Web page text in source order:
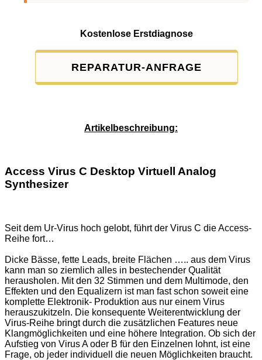
Kostenlose Erstdiagnose
REPARATUR-ANFRAGE
Artikelbeschreibung:
Access Virus C Desktop Virtuell Analog
Synthesizer
Seit dem Ur-Virus hoch gelobt, führt der Virus C die Access-
Reihe fort…
Dicke Bässe, fette Leads, breite Flächen ….. aus dem Virus
kann man so ziemlich alles in bestechender Qualität
herausholen. Mit den 32 Stimmen und dem Multimode, den
Effekten und den Equalizern ist man fast schon soweit eine
komplette Elektronik- Produktion aus nur einem Virus
herauszukitzeln. Die konsequente Weiterentwicklung der
Virus-Reihe bringt durch die zusätzlichen Features neue
Klangmöglichkeiten und eine höhere Integration. Ob sich der
Aufstieg von Virus A oder B für den Einzelnen lohnt, ist eine
Frage, ob jeder individuell die neuen Möglichkeiten braucht.